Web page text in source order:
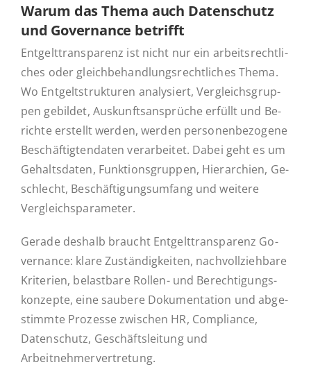
Warum das Thema auch Daten­schutz
und Go­ver­nan­ce betrifft
Ent­gelt­trans­pa­renz ist nicht nur ein ar­beits­recht­li­
ches oder gleich­be­hand­lungs­recht­li­ches Thema.
Wo Ent­gelt­struk­tu­ren ana­ly­siert, Ver­gleichs­grup­
pen ge­bil­det, Aus­kunfts­an­sprü­che erfüllt und Be­
rich­te er­stellt werden, werden per­so­nen­be­zo­ge­ne
Be­schäf­tig­ten­da­ten ver­ar­bei­tet. Dabei geht es um
Ge­halts­da­ten, Funk­ti­ons­grup­pen, Hier­ar­chien, Ge­
schlecht, Be­schäf­ti­gungs­um­fang und weitere
Vergleichsparameter.
Gerade deshalb braucht Ent­gelt­trans­pa­renz Go­
ver­nan­ce: klare Zu­stän­dig­kei­ten, nach­voll­zieh­ba­re
Kri­te­ri­en, be­last­ba­re Rollen- und Be­rech­ti­gungs­
kon­zep­te, eine saubere Do­ku­men­ta­ti­on und ab­ge­
stimm­te Pro­zes­se zwi­schen HR, Com­pli­ance,
Daten­schutz, Ge­schäfts­lei­tung und
Arbeitnehmervertretung.